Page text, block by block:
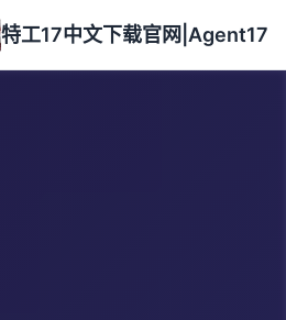
特工17中文下载官网|Agent17